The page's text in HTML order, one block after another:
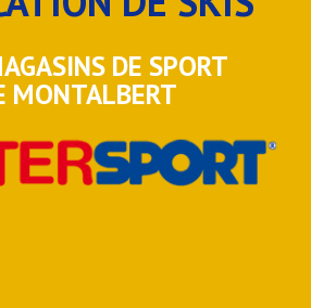
DE SPORT
MONTALBERT